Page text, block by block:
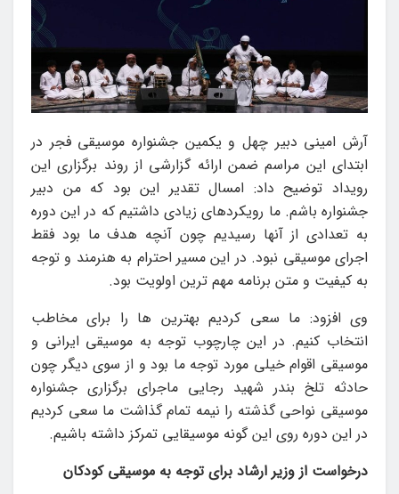
آرش امینی دبیر چهل و یکمین جشنواره موسیقی فجر در
ابتدای این مراسم ضمن ارائه گزارشی از روند برگزاری این
رویداد توضیح داد: امسال تقدیر این بود که من دبیر
جشنواره باشم. ما رویکردهای زیادی داشتیم که در این دوره
به تعدادی از آنها رسیدیم چون آنچه هدف ما بود فقط
اجرای موسیقی نبود. در این مسیر احترام به هنرمند و توجه
به کیفیت و متن برنامه مهم ترین اولویت بود.
وی افزود: ما سعی کردیم بهترین ها را برای مخاطب
انتخاب کنیم. در این چارچوب توجه به موسیقی ایرانی و
موسیقی اقوام خیلی مورد توجه ما بود و از سوی دیگر چون
حادثه تلخ بندر شهید رجایی ماجرای برگزاری جشنواره
موسیقی نواحی گذشته را نیمه تمام گذاشت ما سعی کردیم
در این دوره روی این گونه موسیقایی تمرکز داشته باشیم.
درخواست از وزیر ارشاد برای توجه به موسیقی کودکان